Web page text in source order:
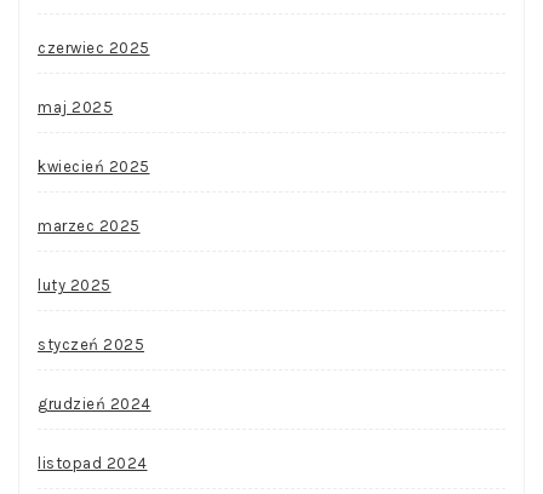
czerwiec 2025
maj 2025
kwiecień 2025
marzec 2025
luty 2025
styczeń 2025
grudzień 2024
listopad 2024